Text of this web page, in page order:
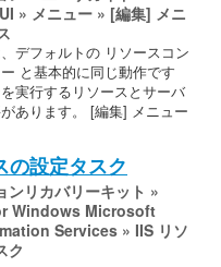
» メニュー » [編集] メニ
デフォルトの リソースコン
と基本的に同じ動作です
実行するリソースとサーバ
あります。 [編集] メニュー
の設定タスク
ンリカバリーキット »
Windows Microsoft
Services » IIS リソ
ク